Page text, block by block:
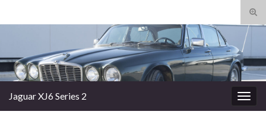
Search for:
Jaguar XJ6 Series 2